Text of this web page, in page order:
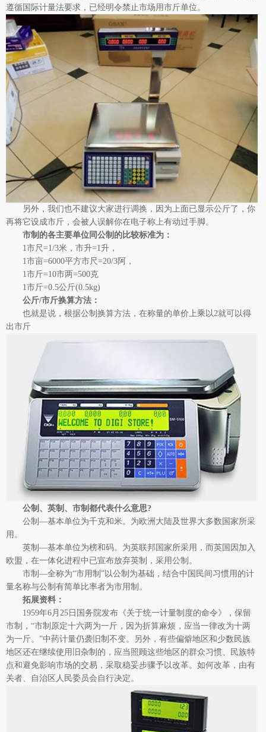
遵循国际计量法要求，已经明令禁止市场用市斤单位。
另外，我们也不建议大家进行调换，因为上面已显示公斤了，你
再将它设成市斤，会被人误解你在电子称上有动过手脚。
市制的各主要单位同公制的比较标准为：
1市尺=1/3米，市升=1升，
1市亩=6000平方市尺=20/3阿，
1市斤=10市两=500克
1市斤=0.5公斤(0.5kg)
公斤/市斤换算方法：
也就是说，根据公制换算方法，在称量的单价上乘以2就可以得
出市斤
公制、英制、市制都代表什么意思?
公制—基本单位为千克和米。为欧洲大陆及世界大多数国家所采
用。
英制—基本单位为榜和码。为英联邦国家所采用，而英国因加入
欧盟，在一体化进程中已宣布放弃英制，采用公制。
市制—全称为“市用制”以公制为基础，结合中国民间习惯用的计
量名称与公制有简单比率者为市用制。
拓展资料：
1959年6月25日国务院发布《关于统一计量制度的命令》，保留
市制，“市制原定十六两为一斤，因为折算麻烦，应当一律改为十两
为一斤。”中药计量仍袭旧制不变。另外，有些偏僻地区和少数民族
地区还在继续使用旧杂制的，应当照顾这些地区的群众习惯、民族特
点和避免影响市场的交易，采取稳妥步骤予以改革。如何改革，由有
关者、自治区人民委员会自行决定。